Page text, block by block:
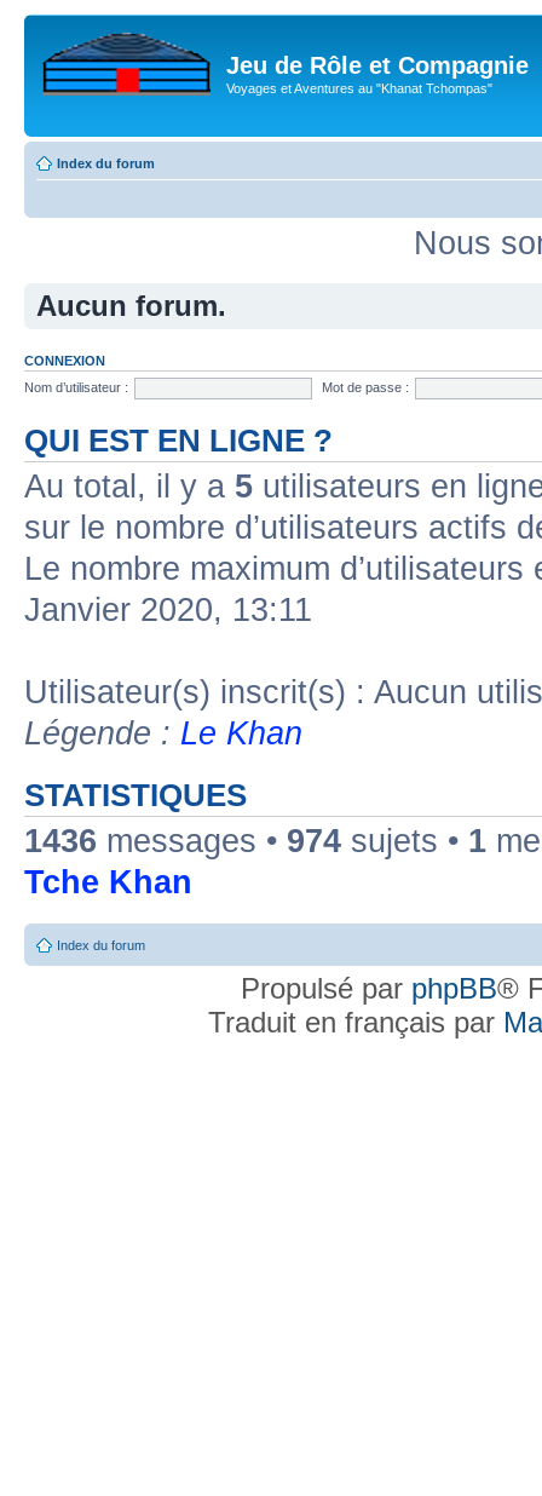
Jeu de Rôle et Compagnie
Voyages et Aventures au "Khanat Tchompas"
Index du forum
Nous
Aucun forum.
CONNEXION
Nom d’utilisateur :
Mot de passe :
QUI EST EN LIGNE ?
Au total, il y a 5 utilisateurs en
sur le nombre d’utilisateurs actifs
Le nombre maximum
Janvier 2020, 13:11
Utilisateur(s) inscrit(s) : Aucun
Légende : Le Khan
STATISTIQUES
1436 messages • 974 sujets • 1
Tche Khan
Index du forum
Propulsé par phpBB®
Traduit en français par